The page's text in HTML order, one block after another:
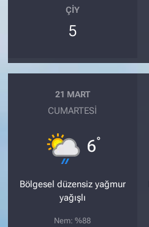
ÇIY
5
21 MART
CUMARTESI
6°
Bölgesel düzensiz yağmur
yağışlı
Nem: %88